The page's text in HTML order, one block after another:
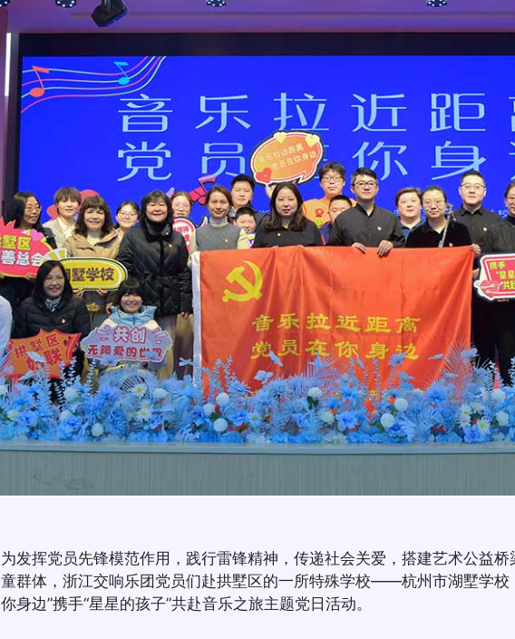
为发挥党员先锋模范作用，践行雷锋精神，传递社会关爱，搭建艺术公益
童群体，浙江交响乐团党员们赴拱墅区的一所特殊学校——杭州市湖墅学校
你身边”携手“星星的孩子”共赴音乐之旅主题党日活动。